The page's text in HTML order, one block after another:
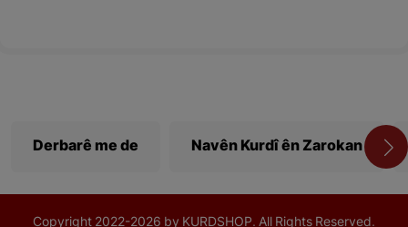
Derbarê me de Navên Kurdî ên Zarokan
Copyright 2022-2026 by KURDSHOP. All Rights Reserved.